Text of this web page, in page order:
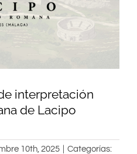
interpretación
de Lacipo
10th, 2025
Categorías: